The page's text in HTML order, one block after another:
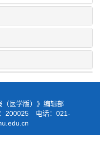
医学版）》编辑部
200025 电话：021-